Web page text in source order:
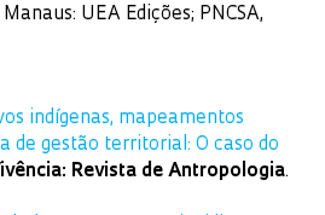
Manaus: UEA Edições; PNCSA,
indígenas, mapeamentos
de gestão territorial: O caso do
Revista de Antropologia.